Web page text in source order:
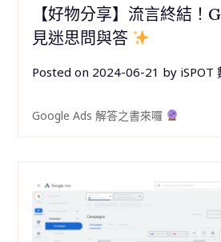
【好物分享】流言終結！
見迷思問與答
Posted on 2024-06-21 by iSPOT
Google Ads 解答之書來囉